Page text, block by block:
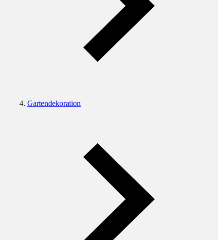
Gartendekoration